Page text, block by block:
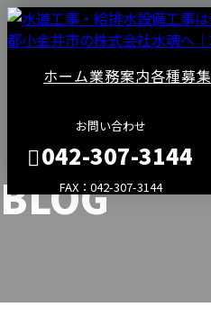
ホーム業務案内各種募集
お問い合わせ
042-307-3144
FAX：042-307-3144
BLOG